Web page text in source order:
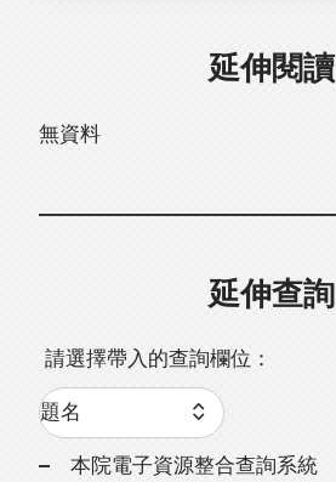
延伸閱讀
無資料
延伸查詢
請選擇帶入的查詢欄位：
本院電子資源整合查詢系統